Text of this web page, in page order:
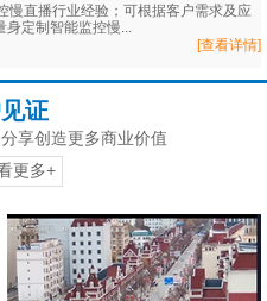
慢直播行业经验；可根据客户需求及应
定制智能监控慢...
[查看详情]
证
享创造更多商业价值
更多+